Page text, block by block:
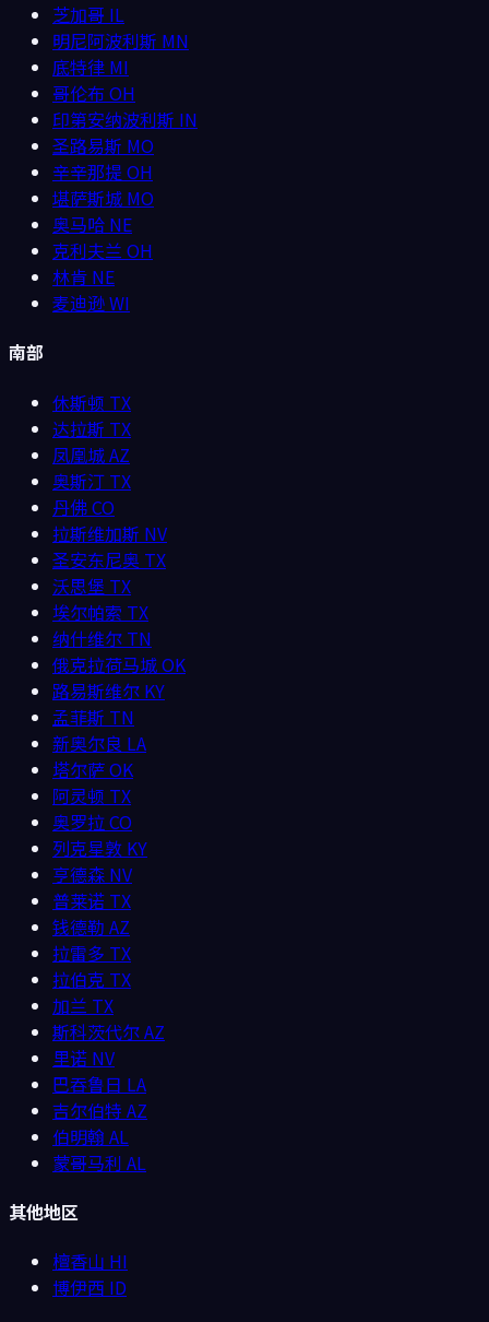
芝加哥 IL
明尼阿波利斯 MN
底特律 MI
哥伦布 OH
印第安纳波利斯 IN
圣路易斯 MO
辛辛那提 OH
堪萨斯城 MO
奥马哈 NE
克利夫兰 OH
林肯 NE
麦迪逊WI
南部
休斯顿 TX
达拉斯 TX
凤凰城AZ
奥斯汀 TX
丹佛CO
拉斯维加斯 NV
圣安东尼奥 TX
沃思堡 TX
埃尔帕索 TX
纳什维尔 TN
俄克拉荷马城OK
路易斯维尔 KY
孟菲斯 TN
新奥尔良 LA
塔尔萨OK
阿灵顿 TX
奥罗拉CO
列克星敦 KY
亨德森 NV
普莱诺 TX
钱德勒 AZ
拉雷多 TX
拉伯克 TX
加兰 TX
斯科茨代尔AZ
里诺 NV
巴吞鲁日 LA
吉尔伯特 AZ
伯明翰 AL
蒙哥马利 AL
其他地区
檀香山 HI
博伊西 ID